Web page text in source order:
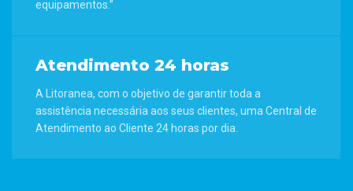
equipamentos.”
Atendimento 24 horas
A Litoranea, com o objetivo de garantir toda a
assistência necessária aos seus clientes, uma Central de
Atendimento ao Cliente 24 horas por dia.